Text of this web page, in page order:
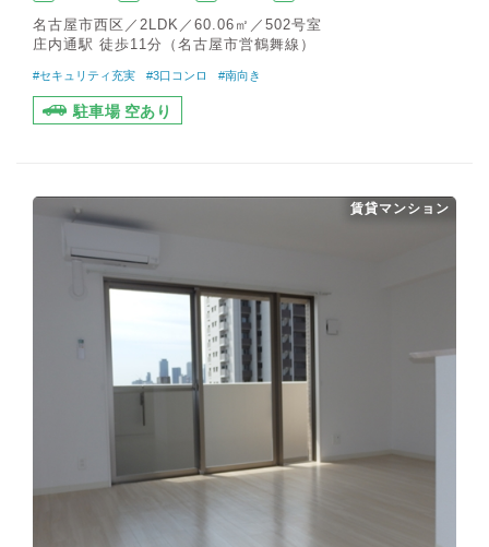
名古屋市西区／2LDK／60.06㎡／502号室
庄内通駅 徒歩11分（名古屋市営鶴舞線）
#セキュリティ充実 #3口コンロ #南向き
駐車場 空あり
賃貸マンション